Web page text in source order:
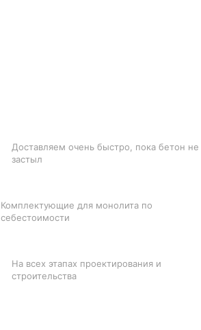
Доставляем очень быстро, пока бетон не
застыл
Комплектующие для монолита по
себестоимости
На всех этапах проектирования и
строительства